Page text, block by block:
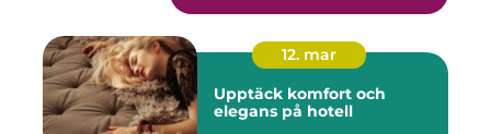
12. mar
Upptäck komfort och
elegans på hotell